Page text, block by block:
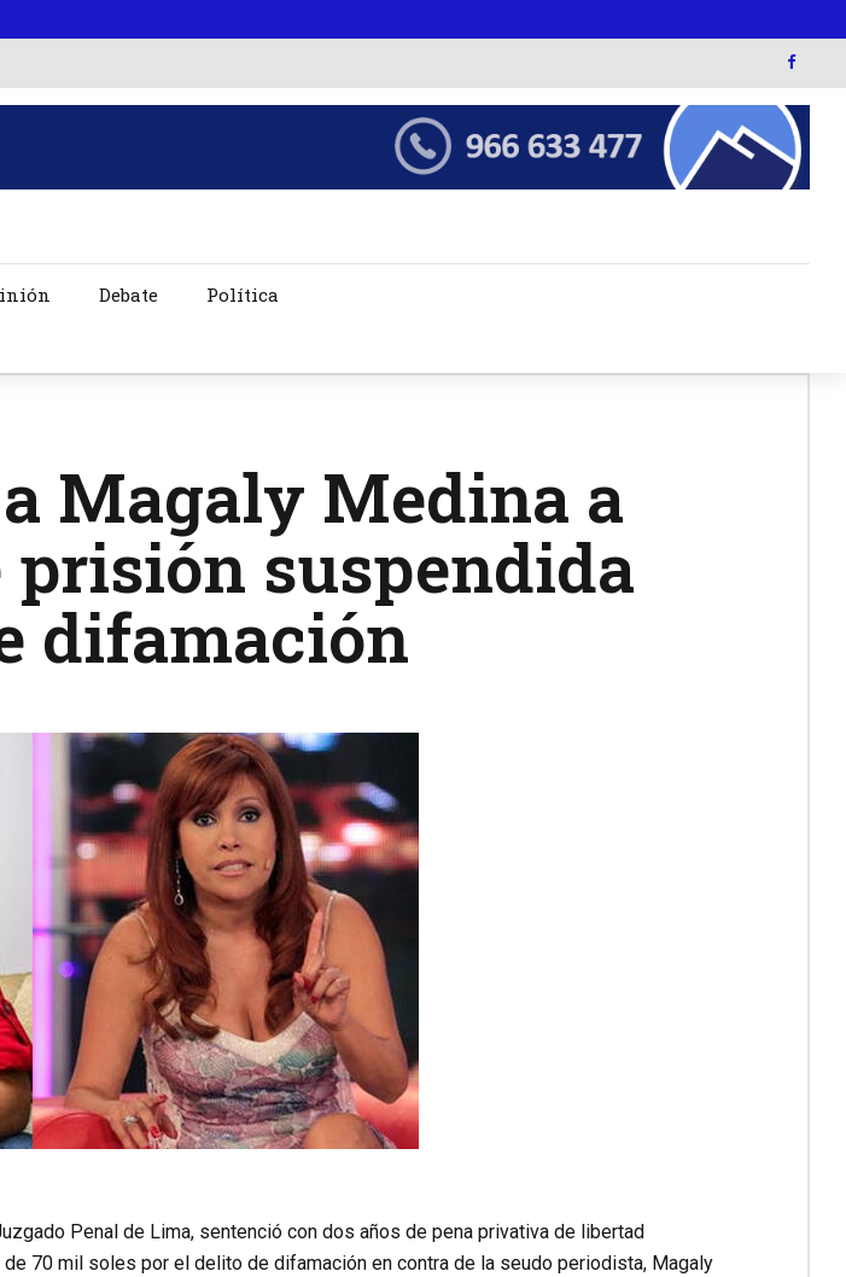
Debate Política
Magaly Medina a
prisión suspendida
difamación
Penal de Lima, sentenció con dos años de pena privativa de libertad
70 mil soles por el delito de difamación en contra de la seudo periodista, Magaly